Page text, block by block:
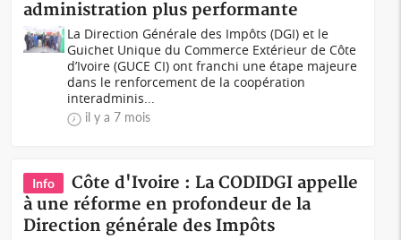
administration plus performante
La Direction Générale des Impôts (DGI) et le
Guichet Unique du Commerce Extérieur de Côte
d’Ivoire (GUCE CI) ont franchi une étape majeure
dans le renforcement de la coopération
interadminis...
il y a 7 mois
Info
Côte d'Ivoire : La CODIDGI appelle
à une réforme en profondeur de la
Direction générale des Impôts